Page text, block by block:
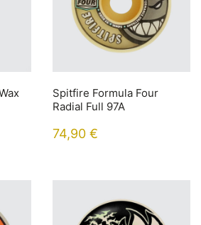
Spitfire Formula Four
Radial Full 97A
74,90 €